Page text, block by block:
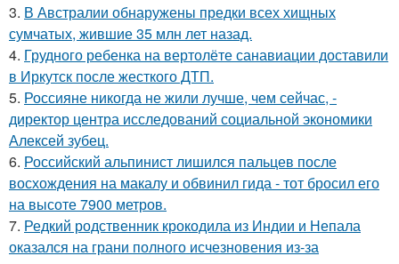
3. В Австралии обнаружены предки всех хищных
сумчатых, жившие 35 млн лет назад.
4. Грудного ребенка на вертолёте санавиации доставили
в Иркутск после жесткого ДТП.
5. Россияне никогда не жили лучше, чем сейчас, -
директор центра исследований социальной экономики
Алексей зубец.
6. Российский альпинист лишился пальцев после
восхождения на макалу и обвинил гида - тот бросил его
на высоте 7900 метров.
7. Редкий родственник крокодила из Индии и Непала
оказался на грани полного исчезновения из-за